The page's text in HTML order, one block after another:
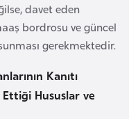
davet eden
bordrosu ve güncel
gerekmektedir.
Kanıtı
Ettiği Hususlar ve